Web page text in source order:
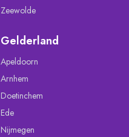
Zeewolde
Gelderland
Apeldoorn
Arnhem
Doetinchem
Ede
Nijmegen